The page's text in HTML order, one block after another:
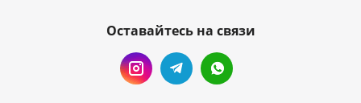
Оставайтесь на связи